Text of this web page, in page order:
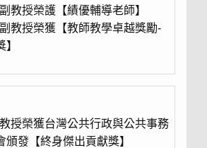
教授榮護【績優輔導老師】
教授榮獲【教師教學卓越獎勵-
授榮獲台灣公共行政與公共事務
頒發【終身傑出貢獻獎】